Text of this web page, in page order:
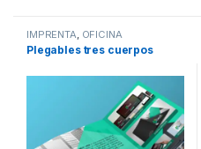
IMPRENTA OFICINA
Plegables tres cuerpos